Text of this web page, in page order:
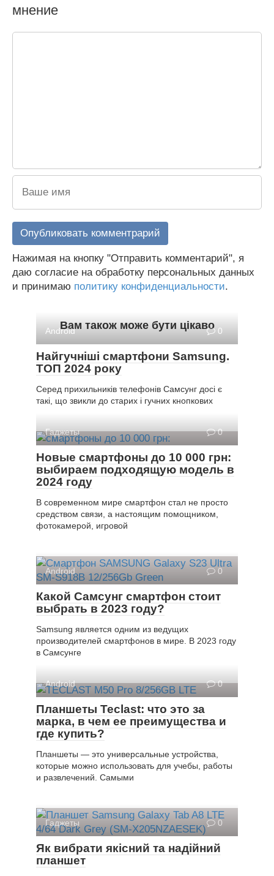
мнение
Нажимая на кнопку "Отправить комментарий", я
даю согласие на обработку персональных данных
и принимаю политику конфиденциальности.
Вам також може бути цікаво
Android 0
Найгучніші смартфони Samsung.
ТОП 2024 року
Серед прихильників телефонів Самсунг досі є
такі, що звикли до старих і гучних кнопкових
Гаджеты 0
Новые смартфоны до 10 000 грн:
выбираем подходящую модель в
2024 году
В современном мире смартфон стал не просто
средством связи, а настоящим помощником,
фотокамерой, игровой
Android 0
Какой Самсунг смартфон стоит
выбрать в 2023 году?
Samsung является одним из ведущих
производителей смартфонов в мире. В 2023 году
в Самсунге
Android 0
Планшеты Teclast: что это за
марка, в чем ее преимущества и
где купить?
Планшеты — это универсальные устройства,
которые можно использовать для учебы, работы
и развлечений. Самыми
Гаджеты 0
Як вибрати якісний та надійний
планшет